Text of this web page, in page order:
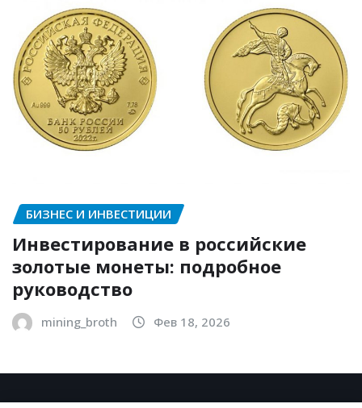
БИЗНЕС И ИНВЕСТИЦИИ
Инвестирование в российские
золотые монеты: подробное
руководство
mining_broth Фев 18, 2026